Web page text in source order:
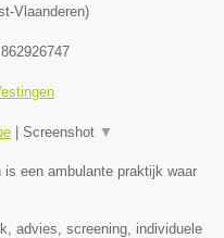
Vlaanderen)
862926747
Screenshot ▼
een ambulante praktijk waar
advies, screening, individuele